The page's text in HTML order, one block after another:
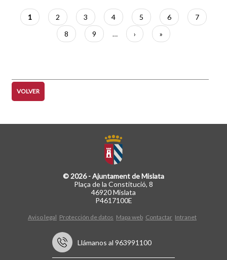
Paginación
Página
actual
1 Página
2 Página
3 Página
4 Página
5 Página
6 Página
7
Página
8 Página
9 …
Siguiente
página
›
Última
página
»
VOLVER
© 2026 - Ajuntament de Mislata
Plaça de la Constitució, 8
46920 Mislata
P4617100E
Aviso legal Protección de datos Mapa web Contactar Intranet
Llámanos al 963991100